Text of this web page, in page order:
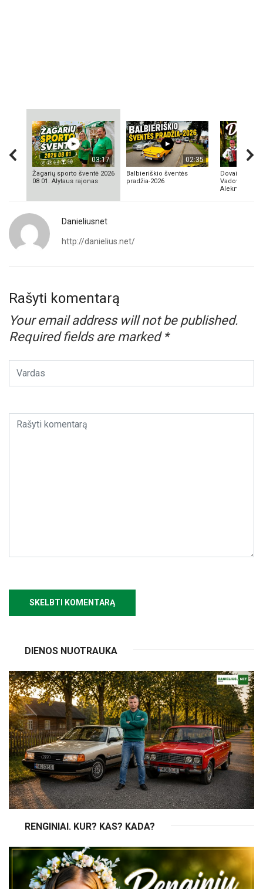
03:17
Žagarių sporto šventė 2026
08 01. Alytaus rajonas
02:35
Balbieriškio šventės
pradžia-2026
Dovainonių
Vadovas
Aleknavičius
Danieliusnet
http://danielius.net/
Rašyti komentarą
Your email address will not be published.
Required fields are marked *
DIENOS NUOTRAUKA
RENGINIAI. KUR? KAS? KADA?